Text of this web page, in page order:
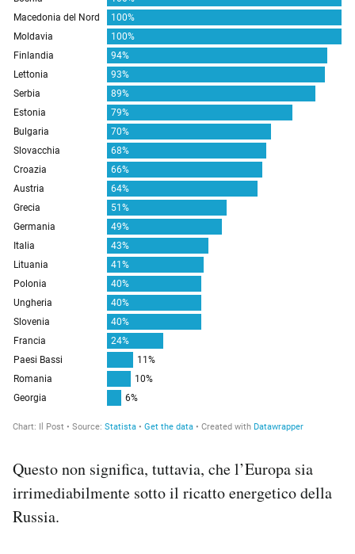
Questo non significa, tuttavia, che l’Europa sia
irrimediabilmente sotto il ricatto energetico della
Russia.